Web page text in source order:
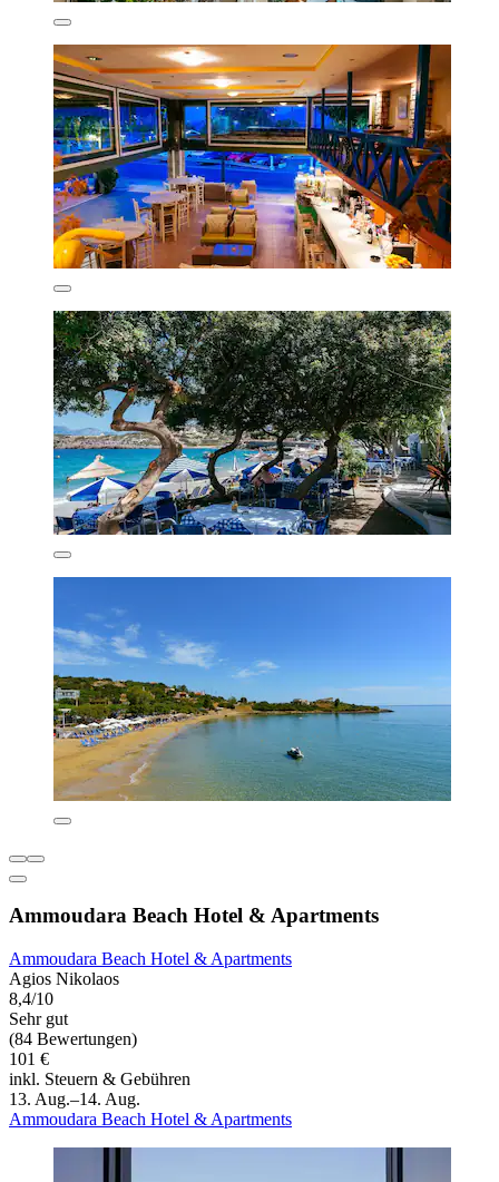
Ammoudara Beach Hotel & Apartments
Ammoudara Beach Hotel & Apartments
Agios Nikolaos
8,4/10
Sehr gut
(84 Bewertungen)
101 €
inkl. Steuern & Gebühren
13. Aug.–14. Aug.
Ammoudara Beach Hotel & Apartments